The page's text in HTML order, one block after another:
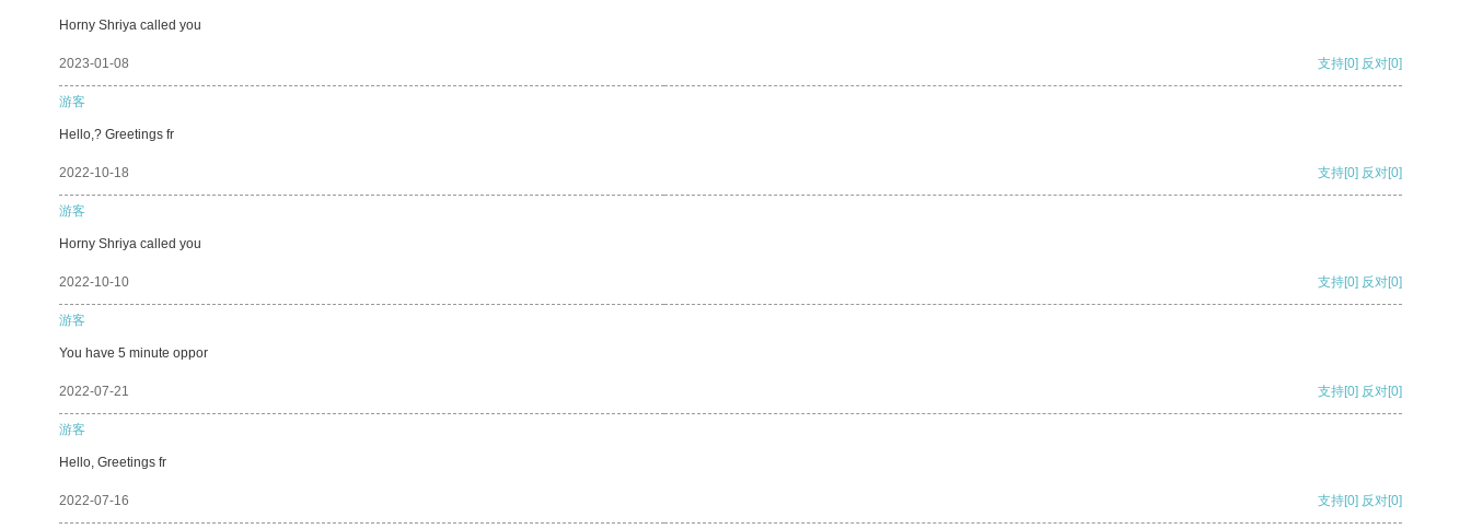
Horny Shriya called you
2023-01-08 支持[0] 反对[0]
游客
Hello,? Greetings fr
2022-10-18 支持[0] 反对[0]
游客
Horny Shriya called you
2022-10-10 支持[0] 反对[0]
游客
You have 5 minute oppor
2022-07-21 支持[0] 反对[0]
游客
Hello, Greetings fr
2022-07-16 支持[0] 反对[0]